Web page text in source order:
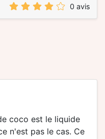
0 avis
coco est le liquide
n'est pas le cas. Ce